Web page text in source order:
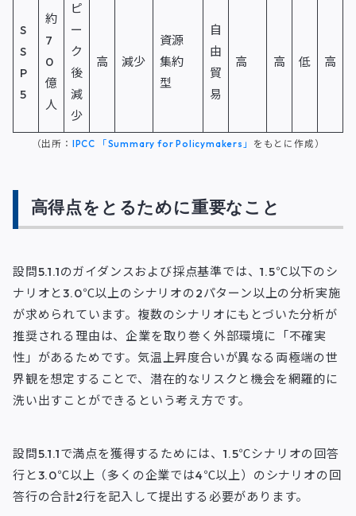
S
S
P
5
約
7
0
億
人
ピ
ー
ク
後
減
少
高 減少
資源
集約
型
自
由
貿
易
高 高 低 高
（出所： IPCC 「Summary for Policymakers」 をもとに作成）
高得点をとるために重要なこと
設問5.1.1のガイダンスおよび採点基準では、1.5℃以下のシ
ナリオと3.0℃以上のシナリオの2パターン以上の分析実施
が求められています。複数のシナリオにもとづいた分析が
推奨される理由は、企業を取り巻く外部環境に「不確実
性」があるためです。気温上昇度合いが異なる両極端の世
界観を想定することで、潜在的なリスクと機会を網羅的に
洗い出すことができるという考え方です。
設問5.1.1で満点を獲得するためには、1.5℃シナリオの回答
行と3.0℃以上（多くの企業では4℃以上）のシナリオの回
答行の合計2行を記入して提出する必要があります。